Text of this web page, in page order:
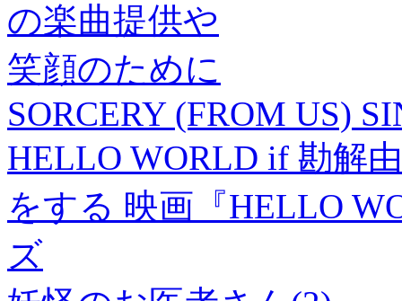
の楽曲提供や
笑顔のために
SORCERY (FROM US)
HELLO WORLD if 勘解
をする 映画『HELLO
ズ